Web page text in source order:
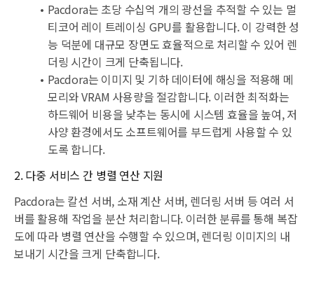
Pacdora는 초당 수십억 개의 광선을 추적할 수 있는 멀
티코어 레이 트레이싱 GPU를 활용합니다. 이 강력한 성
능 덕분에 대규모 장면도 효율적으로 처리할 수 있어 렌
더링 시간이 크게 단축됩니다.
Pacdora는 이미지 및 기하 데이터에 해싱을 적용해 메
모리와 VRAM 사용량을 절감합니다. 이러한 최적화는
하드웨어 비용을 낮추는 동시에 시스템 효율을 높여, 저
사양 환경에서도 소프트웨어를 부드럽게 사용할 수 있
도록 합니다.
2. 다중 서비스 간 병렬 연산 지원
Pacdora는 칼선 서버, 소재 계산 서버, 렌더링 서버 등 여러 서
버를 활용해 작업을 분산 처리합니다. 이러한 분류를 통해 복잡
도에 따라 병렬 연산을 수행할 수 있으며, 렌더링 이미지의 내
보내기 시간을 크게 단축합니다.